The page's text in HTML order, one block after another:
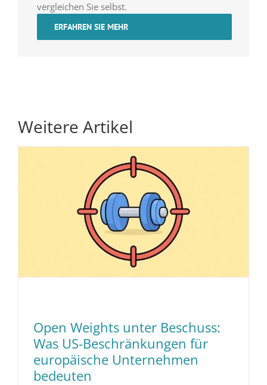
vergleichen Sie selbst.
ERFAHREN SIE MEHR
Weitere Artikel
Open Weights unter Beschuss:
Was US-Beschränkungen für
europäische Unternehmen
bedeuten